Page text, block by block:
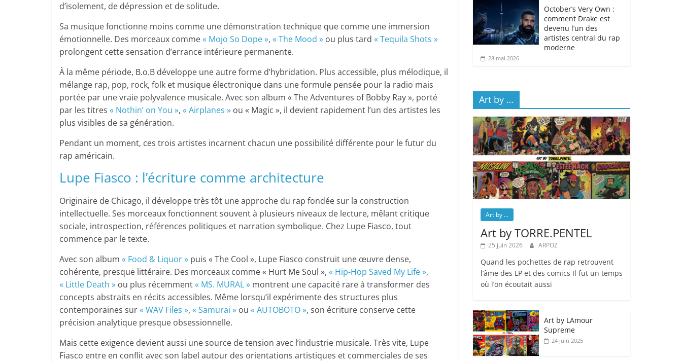
d’isolement, de dépression et de solitude.
Sa musique fonctionne moins comme une démonstration technique que comme une immersion
émotionnelle. Des morceaux comme« Mojo So Dope », « The Mood » ou plus tard « Tequila Shots »
prolongent cette sensation d’errance intérieure permanente.
À la même période, B.o.B développe une autre forme d’hybridation. Plus accessible, plus mélodique, il
mélange rap, pop, rock, folk et musique électronique dans une formule pensée pour la radio mais
portée par une vraie polyvalence musicale. Avec son album « The Adventures of Bobby Ray », porté
par les titres « Nothin’ on You », « Airplanes » ou « Magic », il devient rapidement l’un des artistes les
plus visibles de sa génération.
Pendant un moment, ces trois artistes incarnent chacun une possibilité différente pour le futur du
rap américain.
Lupe Fiasco : l’écriture comme architecture
Originaire de Chicago, il développe très tôt une approche du rap fondée sur la construction
intellectuelle. Ses morceaux fonctionnent souvent à plusieurs niveaux de lecture, mêlant critique
sociale, introspection, références politiques et narration symbolique. Chez Lupe Fiasco, tout
commence par le texte.
Avec son album « Food & Liquor » puis « The Cool », Lupe Fiasco construit une œuvre dense,
cohérente, presque littéraire. Des morceaux comme « Hurt Me Soul », « Hip-Hop Saved My Life »,
« Little Death » ou plus récemment« MS. MURAL » montrent une capacité rare à transformer des
concepts abstraits en récits accessibles. Même lorsqu’il expérimente des structures plus
contemporaines sur« WAV Files », « Samurai » ou « AUTOBOTO », son écriture conserve cette
précision analytique presque obsessionnelle.
Mais cette exigence devient aussi une source de tension avec l’industrie musicale. Très vite, Lupe
Fiasco entre en conflit avec son label autour des orientations artistiques et commerciales de ses
October’s Very Own :
comment Drake est
devenu l’un des
artistes central du rap
moderne
28 mai 2026
Art by …
Art by ...
Art by TORRE.PENTEL
25 juin 2026 ARPOZ
Quand les pochettes de rap retrouvent
l’âme des LP et des comics Il fut un temps
où l’on écoutait aussi
Art by LAmour
Supreme
24 juin 2025